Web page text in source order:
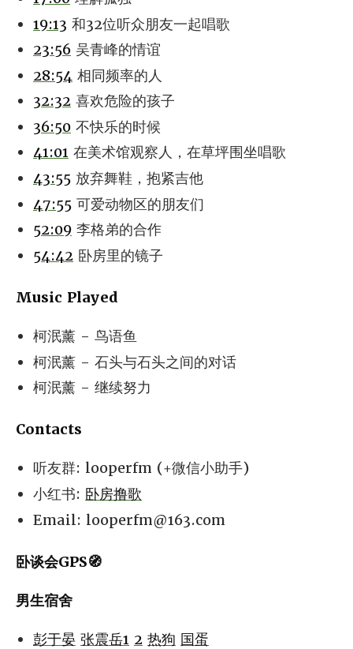
19:13 和32位听众朋友一起唱歌
23:56 吴青峰的情谊
28:54 相同频率的人
32:32 喜欢危险的孩子
36:50 不快乐的时候
41:01 在美术馆观察人，在草坪围坐唱歌
43:55 放弃舞鞋，抱紧吉他
47:55 可爱动物区的朋友们
52:09 李格弟的合作
54:42 卧房里的镜子
Music Played
柯泯薰 - 鸟语鱼
柯泯薰 - 石头与石头之间的对话
柯泯薰 - 继续努力
Contacts
听友群: looperfm (+微信小助手)
小红书: 卧房撸歌
Email: looperfm@163.com
卧谈会GPS🧭
男生宿舍
彭于晏 张震岳1 2 热狗 国蛋